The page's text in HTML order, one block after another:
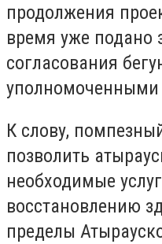
продолжения
время уже подано
согласования
К слову,
позволить
необходимые
восстановлению
пределы